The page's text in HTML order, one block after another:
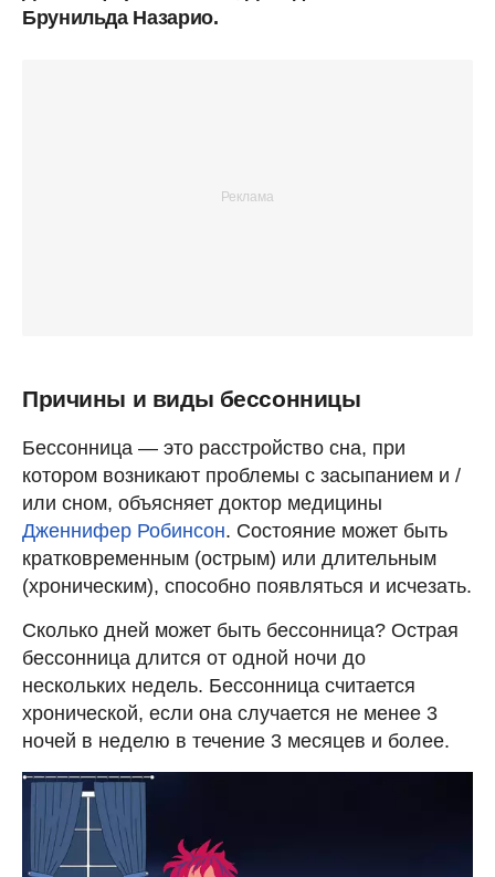
Брунильда Назарио.
Причины и виды бессонницы
Бессонница — это расстройство сна, при
котором возникают проблемы с засыпанием и /
или сном, объясняет доктор медицины
Дженнифер Робинсон. Состояние может быть
кратковременным (острым) или длительным
(хроническим), способно появляться и исчезать.
Сколько дней может быть бессонница? Острая
бессонница длится от одной ночи до
нескольких недель. Бессонница считается
хронической, если она случается не менее 3
ночей в неделю в течение 3 месяцев и более.